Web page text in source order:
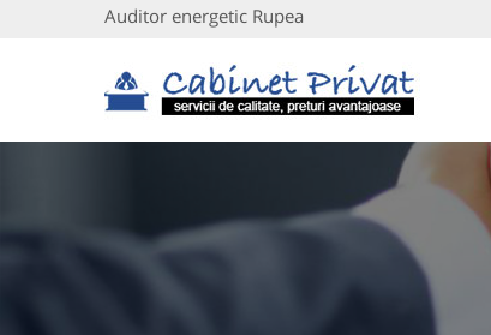
Auditor energetic Rupea